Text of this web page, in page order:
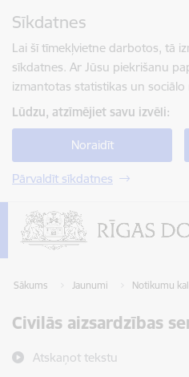
Sīkdatnes
Lai šī tīmekļvietne darbotos, tā
sīkdatnes. Ar Jūsu piekrišanu
izmantotas statistikas un
Lūdzu, atzīmējiet savu izvēli:
Noraidīt
Pārvaldīt sīkdatnes
Sākums Jaunumi Notikumu
Civilās aizsardzības
Atskaņot tekstu